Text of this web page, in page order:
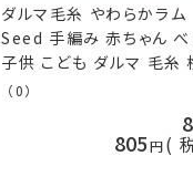
ダルマ毛糸 やわらかラム
Seed 手編み 赤ちゃん べ
子供 こども ダルマ 毛糸
daruma ykt 手芸の山久
（0）
805